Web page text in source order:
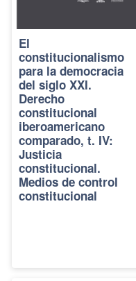
El
constitucionalismo
para la democracia
del siglo XXI.
Derecho
constitucional
iberoamericano
comparado, t. IV:
Justicia
constitucional.
Medios de control
constitucional